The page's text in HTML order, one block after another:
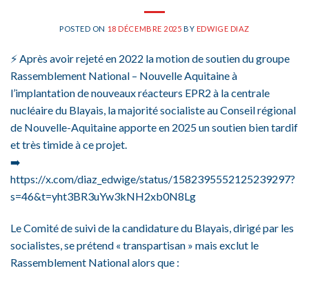
POSTED ON 18 DÉCEMBRE 2025 BY EDWIGE DIAZ
⚡ Après avoir rejeté en 2022 la motion de soutien du groupe
Rassemblement National – Nouvelle Aquitaine à
l’implantation de nouveaux réacteurs EPR2 à la centrale
nucléaire du Blayais, la majorité socialiste au Conseil régional
de Nouvelle-Aquitaine apporte en 2025 un soutien bien tardif
et très timide à ce projet.
➡️
https://x.com/diaz_edwige/status/1582395552125239297?
s=46&t=yht3BR3uYw3kNH2xb0N8Lg
Le Comité de suivi de la candidature du Blayais, dirigé par les
socialistes, se prétend « transpartisan » mais exclut le
Rassemblement National alors que :